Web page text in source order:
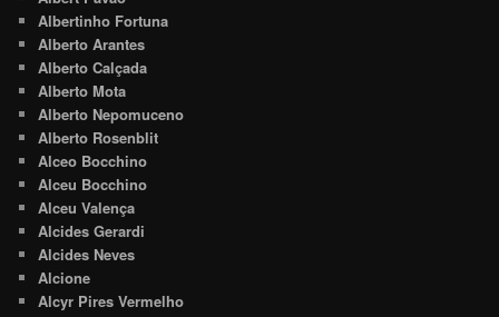
Albertinho Fortuna
Alberto Arantes
Alberto Calçada
Alberto Mota
Alberto Nepomuceno
Alberto Rosenblit
Alceo Bocchino
Alceu Bocchino
Alceu Valença
Alcides Gerardi
Alcides Neves
Alcione
Alcyr Pires Vermelho